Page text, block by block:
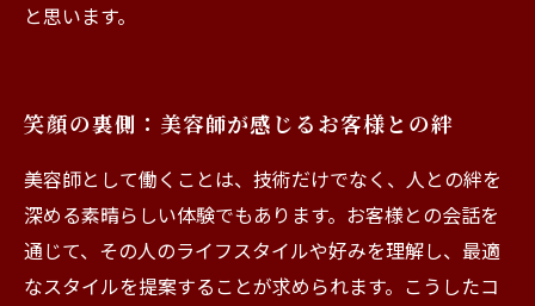
と思います。
笑顔の裏側：美容師が感じるお客様との絆
美容師として働くことは、技術だけでなく、人との絆を
深める素晴らしい体験でもあります。お客様との会話を
通じて、その人のライフスタイルや好みを理解し、最適
なスタイルを提案することが求められます。こうしたコ